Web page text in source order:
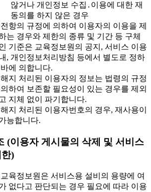
않거나 개인정보 수집․이용에 대한 재
동의를 하지 않은 경우
항의 규정에 의하여 이용자의 이용을 제
는 경우와 제한의 종류 및 기간 등 구체
기준은 교육정보원의 공지, 서비스 이용
, 개인정보처리방침 등에서 별도로 정하
에 의합니다.
지 처리된 이용자의 정보는 법령의 규정
하여 보존할 필요성이 있는 경우를 제외
지체 없이 파기합니다.
지 처리된 이용자번호의 경우, 재사용이
능합니다.
(이용자 게시물의 삭제 및 서비스
)
육정보원은 서비스용 설비의 용량에 여
없다고 판단되는 경우 필요에 따라 이용